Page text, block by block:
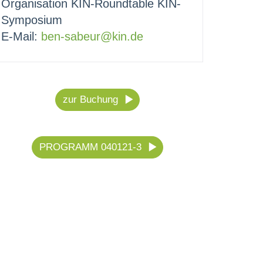
Organisation KIN-Roundtable KIN-
Symposium
E-Mail: ben-sabeur@kin.de
zur Buchung
PROGRAMM 040121-3